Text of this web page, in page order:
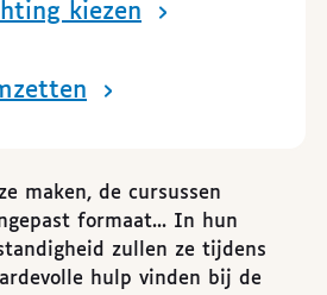
kiezen
maken, de cursussen
formaat... In hun
zullen ze tijdens
hulp vinden bij de